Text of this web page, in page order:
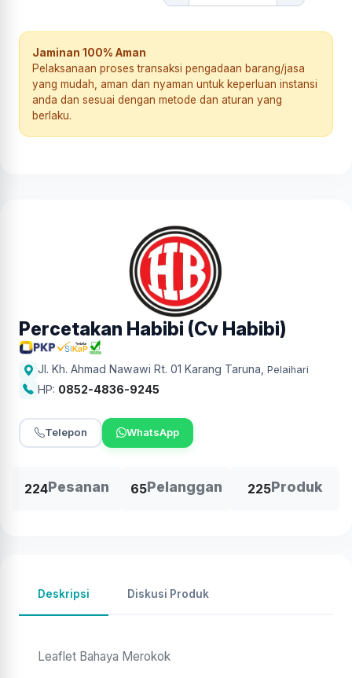
Jaminan 100% Aman
Pelaksanaan proses transaksi pengadaan barang/jasa
yang mudah, aman dan nyaman untuk keperluan instansi
anda dan sesuai dengan metode dan aturan yang
berlaku.
Percetakan Habibi (Cv Habibi)
Jl. Kh. Ahmad Nawawi Rt. 01 Karang Taruna Pelaihari
HP: 0852-4836-9245
Telepon WhatsApp
224Pesanan 65Pelanggan 225Produk
Deskripsi Diskusi Produk
Leaflet Bahaya Merokok